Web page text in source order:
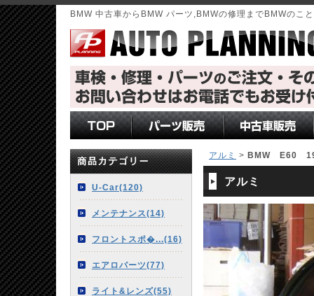
BMW 中古車からBMW パーツ,BMWの修理までBMWのこ
U-Car(120)
メンテナンス(14)
フロントスポ�...(16)
エアロパーツ(77)
ライト&レンズ(55)
アルミ > BMW E60 19
アルミ